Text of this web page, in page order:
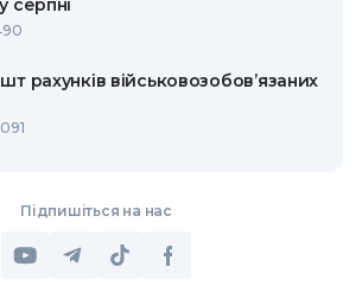
серпні
рахунків військовозобов’язаних
Підпишіться на нас